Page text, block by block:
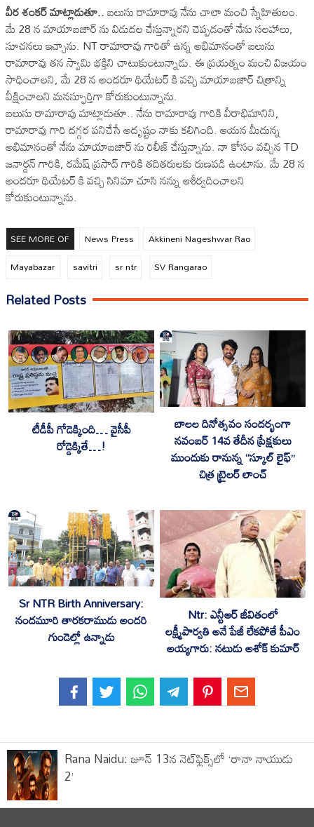
వీర శంకర్ మాట్లాడుతూ..బలుసు రామారావు నేను చాలా మంచి స్నేహితులం.
మే 28 న మాయాబజార్ ను విడుదల చేస్తున్నారని చెప్పడంతో నేను సలహాలు,
సూచనలు ఇచ్చాను. NT రామారావు గారితో ఉన్న అభిమానంతో బలుసు
రామారావు తన స్వామి భక్తిని చాటుకుంటున్నాడు. ఈ ప్రయత్నం మంచి విజయం
సాధించాలని, మే 28 న అందరూ థియేటర్ కి వచ్చి మాయాబజార్ చిత్రాన్ని
వీక్షించాలని మనస్ఫూర్తిగా కోరుకుంటున్నాను.
బలుసు రామారావు మాట్లాడుతూ.. నేను రామారావు గారికి వీరాభిమానిని,
రామారావు గారి దగ్గర పనిచేసే అదృష్టం నాకు కలిగింది. ఆయన మీదున్న
అభిమానంతో నేను మాయాబజార్ ను రిలీజ్ చేస్తున్నాను. నా కోసం వచ్చిన TD
జనార్దన్ గారికి, రమేష్ ప్రసాద్ గారికి తదితరులకు రుణపడి ఉంటాను. మే 28 న
అందరూ థియేటర్ కి వచ్చి సినిమా చూసి నన్ను ఆశీర్వదించాలని
కోరుకుంటున్నాను.
SEE MORE OF News Press
Akkineni Nageshwar Rao
Mayabazar
savitri sr ntr SV Rangarao
Related Posts
టీడీపీ గోడెక్కింది… వైసీపీ
రోడ్డెక్కితే…!
బాలల దినోత్సవం సందర్భంగా
నవంబర్ 14వ తేదీన ప్రేక్షకులు
ముందుకు రానున్న “స్కూల్ లైఫ్”
చిత్ర ట్రైలర్ లాంచ్
Sr NTR Birth Anniversary:
నందమూరి తారకరాముడు అందరి
గుండెల్లో ఉన్నాడు
Ntr: ఎన్టీఆర్ జీవితంలో
లక్ష్మీపార్వతి అనే పేజీ లేకపోతే పీఎం
అయ్యగారు: నటుడు అశోక్ కుమార్
Rana Naidu: జూన్ 13న నెట్‌ఫ్లిక్స్‌లో ‘రానా నాయుడు
2’